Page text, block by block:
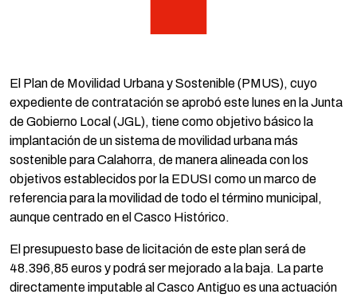
El Plan de Movilidad Urbana y Sostenible (PMUS), cuyo
expediente de contratación se aprobó este lunes en la Junta
de Gobierno Local (JGL), tiene como objetivo básico la
implantación de un sistema de movilidad urbana más
sostenible para Calahorra, de manera alineada con los
objetivos establecidos por la EDUSI como un marco de
referencia para la movilidad de todo el término municipal,
aunque centrado en el Casco Histórico.
El presupuesto base de licitación de este plan será de
48.396,85 euros y podrá ser mejorado a la baja. La parte
directamente imputable al Casco Antiguo es una actuación